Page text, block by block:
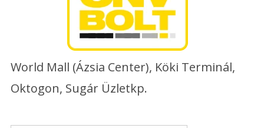
World Mall (Ázsia Center), Köki Terminál,
Oktogon, Sugár Üzletkp.